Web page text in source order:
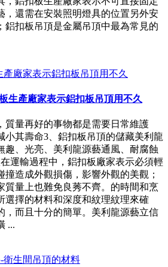
，還需在安裝照明燈具的位置另外安
鋁扣板吊頂是金屬吊頂中最為常見的
生產廠家表示鋁扣板吊頂用不久
質量再好的事物都是需要日常維護
小其壽命3、鋁扣板吊頂的儲藏美利龍
趣、光亮、美利龍源藝通風、耐腐蝕
運輸過程中，鋁扣板廠家表示必須輕
撞造成外觀損傷，影響外觀的美觀；
質量上也難免良莠不齊。的時間和烹
選擇的材料和深度和紋理紋理來確
，而且十分的簡單。美利龍源藝立信
...